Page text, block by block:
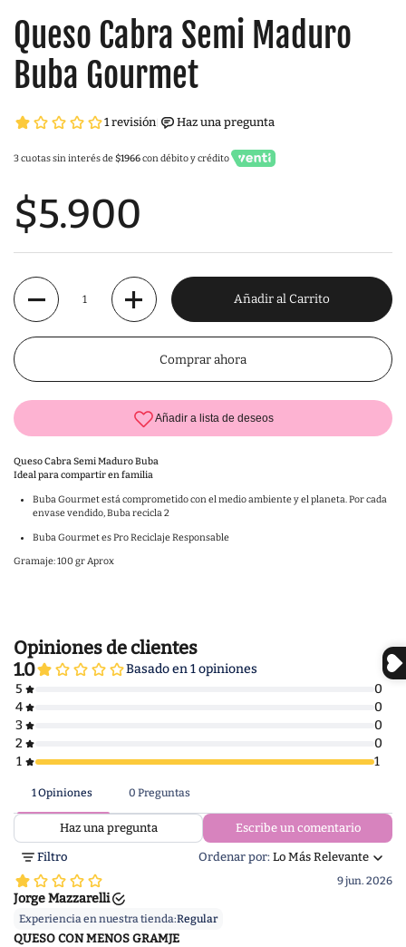
Queso Cabra Semi Maduro
Buba Gourmet
3 cuotas sin interés de$1966con débito y crédito
$5.900
Cantidad
Añadir al Carrito
Comprar ahora
Queso Cabra Semi Maduro Buba
Ideal para compartir en familia
Buba Gourmet está comprometido con el medio ambiente y el planeta. Por cada
envase vendido, Buba recicla 2
Buba Gourmet es Pro Reciclaje Responsable
Gramaje: 100 gr Aprox